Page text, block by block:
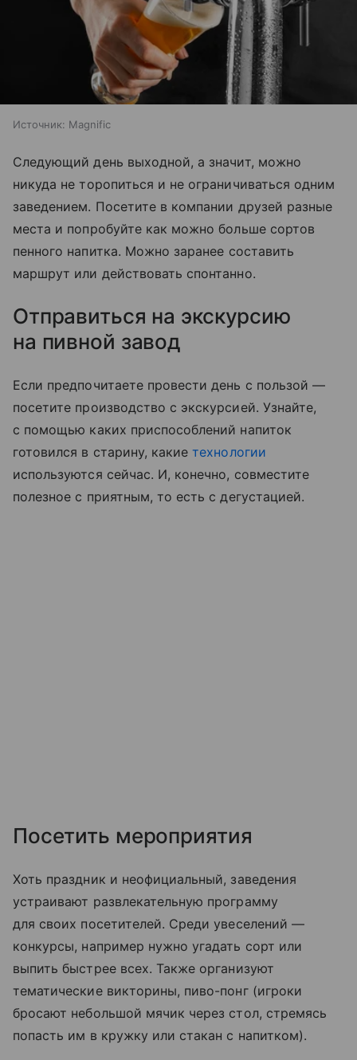
Источник: Magnific
Следующий день выходной, а значит, можно
никуда не торопиться и не ограничиваться одним
заведением. Посетите в компании друзей разные
места и попробуйте как можно больше сортов
пенного напитка. Можно заранее составить
маршрут или действовать спонтанно.
Отправиться на экскурсию
на пивной завод
Если предпочитаете провести день с пользой —
посетите производство с экскурсией. Узнайте,
с помощью каких приспособлений напиток
готовился в старину, какиетехнологии
используются сейчас. И, конечно, совместите
полезное с приятным, то есть с дегустацией.
Посетить мероприятия
Хоть праздник и неофициальный, заведения
устраивают развлекательную программу
для своих посетителей. Среди увеселений —
конкурсы, например нужно угадать сорт или
выпить быстрее всех. Также организуют
тематические викторины, пиво-понг (игроки
бросают небольшой мячик через стол, стремясь
попасть им в кружку или стакан с напитком).